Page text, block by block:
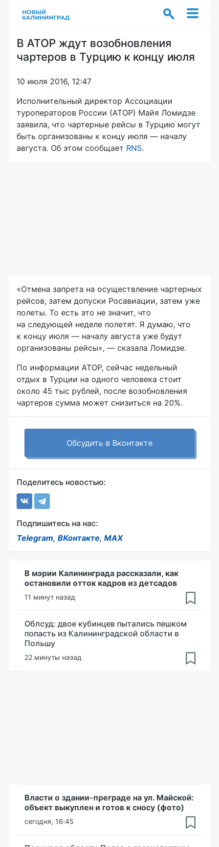
В АТОР ждут возобновления
чартеров в Турцию к концу июля
10 июля 2016, 12:47
Исполнительный директор Ассоциации
туроператоров России (АТОР) Майя Ломидзе
заявила, что чартерные рейсы в Турцию могут
быть организованы к концу июля — началу
августа. Об этом сообщает RNS.
«Отмена запрета на осуществление чартерных
рейсов, затем допуски Росавиации, затем уже
полеты. То есть это не значит, что
на следующей неделе полетят. Я думаю, что
к концу июля — началу августа уже будут
организованы рейсы», — сказала Ломидзе.
По информации АТОР, сейчас недельный
отдых в Турции на одного человека стоит
около 45 тыс рублей, после возобновления
чартеров сумма может снизиться на 20%.
Обсудить в Вконтакте
Поделитесь новостью:
Подпишитесь на нас:
Telegram, ВКонтакте, MAX
В мэрии Калининграда рассказали, как
остановили отток кадров из детсадов
11 минут назад
Облсуд: двое кубинцев пытались пешком
попасть из Калининградской области в
Польшу
22 минуты назад
Власти о здании-преграде на ул. Майской:
объект выкуплен и готов к сносу (фото)
сегодня, 16:45